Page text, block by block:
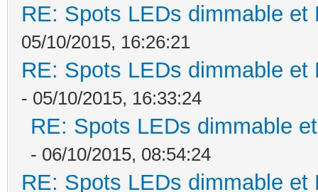
RE: Spots LEDs dimmable
05/10/2015, 16:26:21
RE: Spots LEDs dimmable
- 05/10/2015, 16:33:24
RE: Spots LEDs dimmable
- 06/10/2015, 08:54:24
RE: Spots LEDs dimmable